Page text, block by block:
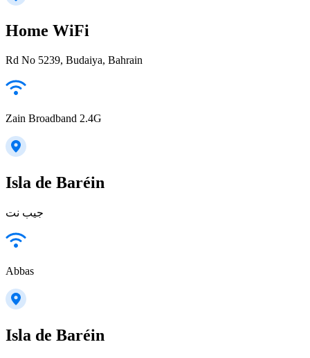
Home WiFi
Rd No 5239, Budaiya, Bahrain
Zain Broadband 2.4G
Isla de Baréin
جيب نت
Abbas
Isla de Baréin